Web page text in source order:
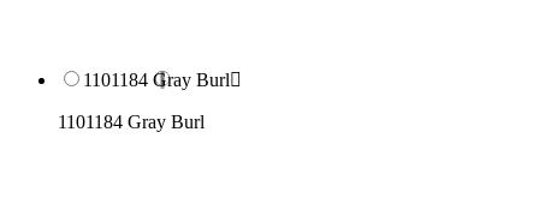
1101184 Gray Burl
1101184 Gray Burl